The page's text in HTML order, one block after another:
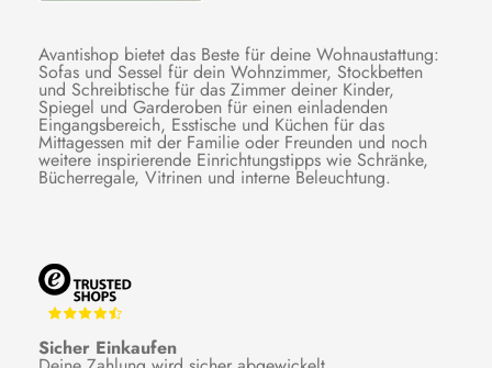
Avantishop bietet das Beste für deine Wohnaustattung:
Sofas und Sessel für dein Wohnzimmer, Stockbetten
und Schreibtische für das Zimmer deiner Kinder,
Spiegel und Garderoben für einen einladenden
Eingangsbereich, Esstische und Küchen für das
Mittagessen mit der Familie oder Freunden und noch
weitere inspirierende Einrichtungstipps wie Schränke,
Bücherregale, Vitrinen und interne Beleuchtung.
Sicher Einkaufen